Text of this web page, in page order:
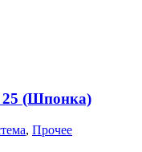
25 (Шпонка)
, Прочее